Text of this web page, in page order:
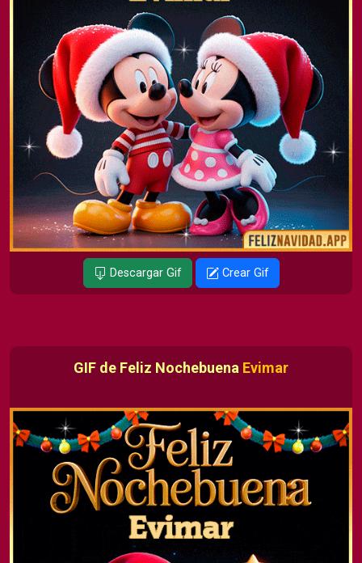
Descargar Gif Crear Gif
GIF de Feliz Nochebuena Evimar